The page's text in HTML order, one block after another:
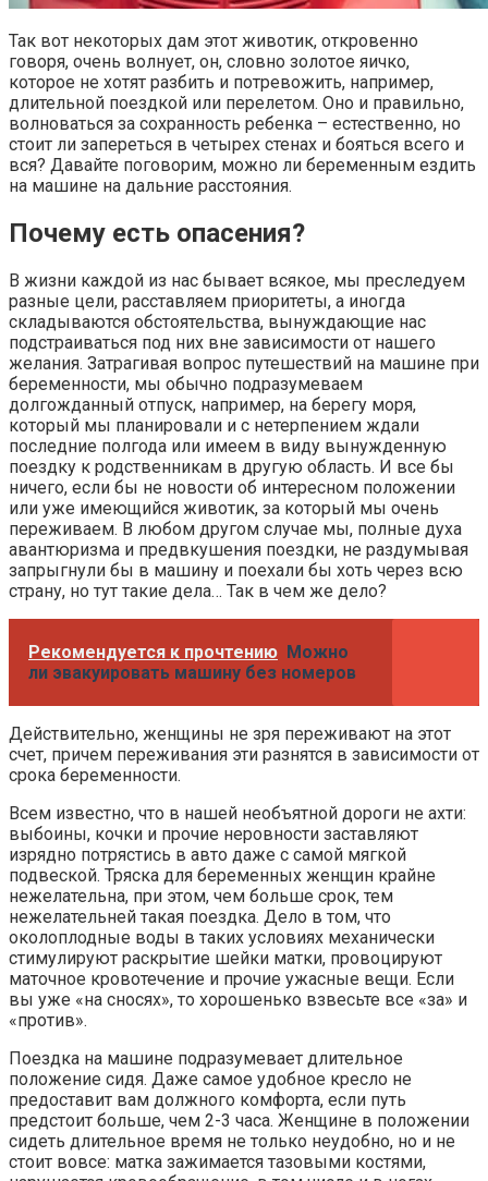
Так вот некоторых дам этот животик, откровенно
говоря, очень волнует, он, словно золотое яичко,
которое не хотят разбить и потревожить, например,
длительной поездкой или перелетом. Оно и правильно,
волноваться за сохранность ребенка – естественно, но
стоит ли запереться в четырех стенах и бояться всего и
вся? Давайте поговорим, можно ли беременным ездить
на машине на дальние расстояния.
Почему есть опасения?
В жизни каждой из нас бывает всякое, мы преследуем
разные цели, расставляем приоритеты, а иногда
складываются обстоятельства, вынуждающие нас
подстраиваться под них вне зависимости от нашего
желания. Затрагивая вопрос путешествий на машине при
беременности, мы обычно подразумеваем
долгожданный отпуск, например, на берегу моря,
который мы планировали и с нетерпением ждали
последние полгода или имеем в виду вынужденную
поездку к родственникам в другую область. И все бы
ничего, если бы не новости об интересном положении
или уже имеющийся животик, за который мы очень
переживаем. В любом другом случае мы, полные духа
авантюризма и предвкушения поездки, не раздумывая
запрыгнули бы в машину и поехали бы хоть через всю
страну, но тут такие дела… Так в чем же дело?
Рекомендуется к прочтению Можно
ли эвакуировать машину без номеров
Действительно, женщины не зря переживают на этот
счет, причем переживания эти разнятся в зависимости от
срока беременности.
Всем известно, что в нашей необъятной дороги не ахти:
выбоины, кочки и прочие неровности заставляют
изрядно потрястись в авто даже с самой мягкой
подвеской. Тряска для беременных женщин крайне
нежелательна, при этом, чем больше срок, тем
нежелательней такая поездка. Дело в том, что
околоплодные воды в таких условиях механически
стимулируют раскрытие шейки матки, провоцируют
маточное кровотечение и прочие ужасные вещи. Если
вы уже «на сносях», то хорошенько взвесьте все «за» и
«против».
Поездка на машине подразумевает длительное
положение сидя. Даже самое удобное кресло не
предоставит вам должного комфорта, если путь
предстоит больше, чем 2-3 часа. Женщине в положении
сидеть длительное время не только неудобно, но и не
стоит вовсе: матка зажимается тазовыми костями,